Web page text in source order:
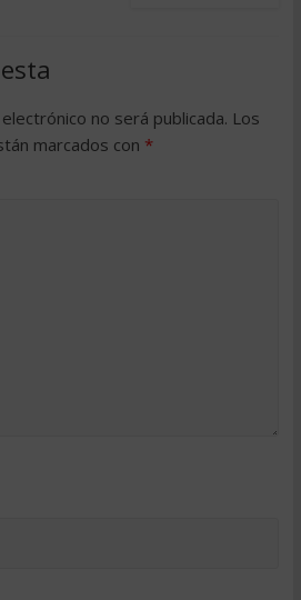
no será publicada. Los
marcados con *